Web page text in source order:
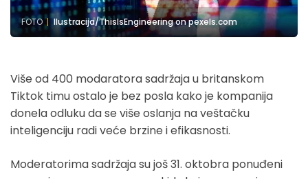
FOTO Ilustracija/ThisIsEngineering on pexels.com
Više od 400 modaratora sadržaja u britanskom
Tiktok timu ostalo je bez posla kako je kompanija
donela odluku da se više oslanja na veštačku
inteligenciju radi veće brzine i efikasnosti.
Moderatorima sadržaja su još 31. oktobra ponuđeni